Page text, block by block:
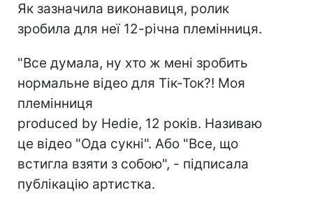
Як зазначила виконавиця, ролик
зробила для неї 12-річна племінниця.
"Все думала, ну хто ж мені зробить
нормальне відео для Тік-Ток?! Моя
племінниця
produced by Hedie, 12 років. Називаю
це відео "Ода сукні". Або "Все, що
встигла взяти з собою", - підписала
публікацію артистка.